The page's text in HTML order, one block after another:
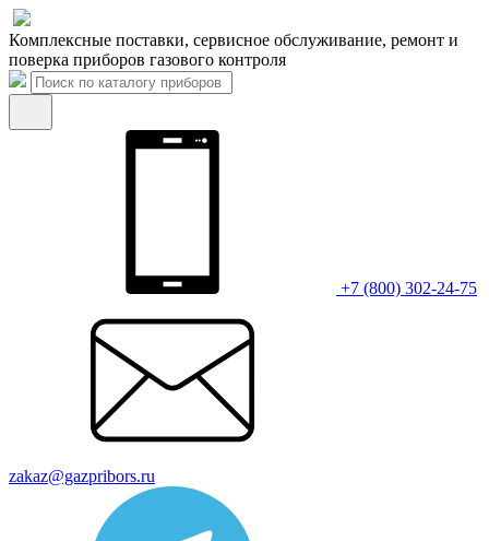
Комплексные поставки, сервисное обслуживание, ремонт и
поверка приборов газового контроля
+7 (800) 302-24-75
zakaz@gazpribors.ru